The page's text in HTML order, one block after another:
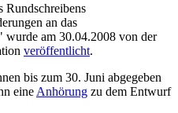
an das
wurde am 30.04.2008 von der
veröffentlicht.
bis zum 30. Juni abgegeben
eine Anhörung zu dem Entwurf